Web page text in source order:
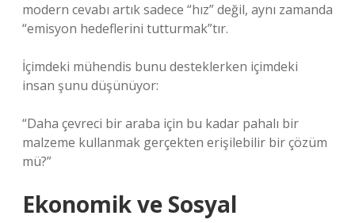
modern cevabı artık sadece “hız” değil, aynı zamanda
“emisyon hedeflerini tutturmak”tır.
İçimdeki mühendis bunu desteklerken içimdeki
insan şunu düşünüyor:
“Daha çevreci bir araba için bu kadar pahalı bir
malzeme kullanmak gerçekten erişilebilir bir çözüm
mü?”
Ekonomik ve Sosyal